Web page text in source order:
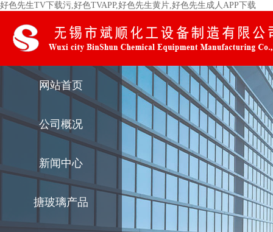
好色先生TV下载污,好色TVAPP,好色先生黄片,好色先生成人APP下载
网站首页
公司概况
新闻中心
搪玻璃产品